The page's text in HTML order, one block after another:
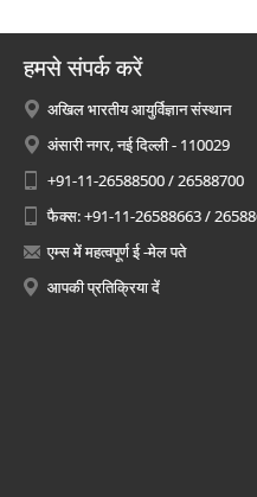
हमसे संपर्क करें
अखिल भारतीय आयुर्विज्ञान संस्थान
अंसारी नगर, नई दिल्ली - 110029
+91-11-26588500 / 26588700
फैक्स: +91-11-26588663 /
एम्स में महत्वपूर्ण ई -मेल पते
आपकी प्रतिक्रिया दें